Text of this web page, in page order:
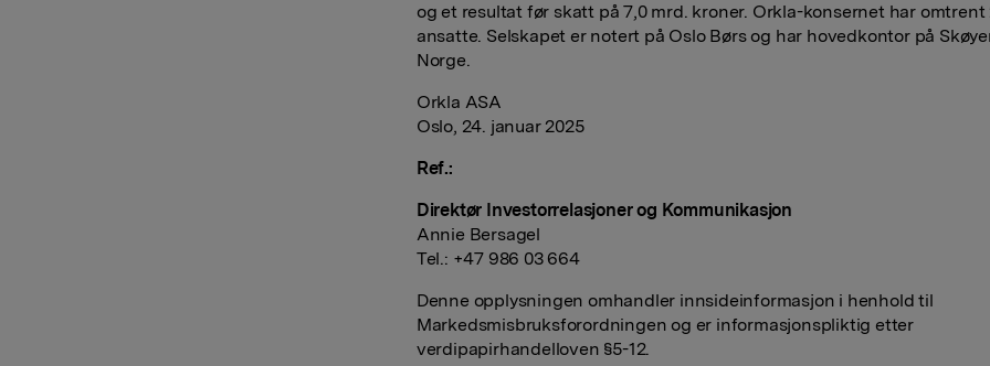
og et resultat før skatt på 7,0 mrd. kroner. Orkla-konsernet har omtrent
ansatte. Selskapet er notert på Oslo Børs og har hovedkontor på
Norge.
Orkla ASA
Oslo, 24. januar 2025
Ref.:
Direktør Investorrelasjoner og Kommunikasjon
Annie Bersagel
Tel.: +47 986 03 664
Denne opplysningen omhandler innsideinformasjon i henhold til
Markedsmisbruksforordningen og er informasjonspliktig etter
verdipapirhandelloven §5-12.